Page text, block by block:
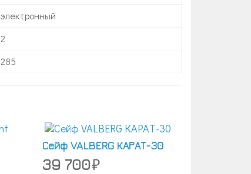
электронный
2
285
Сейф VALBERG КАРАТ-30
39 700